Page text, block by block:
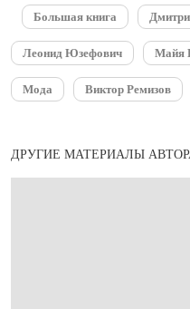
Большая книга
Леонид Юзефович Майя
Мода Виктор Ремизов
ДРУГИЕ МАТЕРИАЛЫ